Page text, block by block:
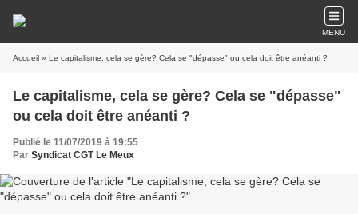
MENU
Accueil » Le capitalisme, cela se gère? Cela se "dépasse" ou cela doit être anéanti ?
Le capitalisme, cela se gère? Cela se "dépasse"
ou cela doit être anéanti ?
Publié le 11/07/2019 à 19:55
Par Syndicat CGT Le Meux